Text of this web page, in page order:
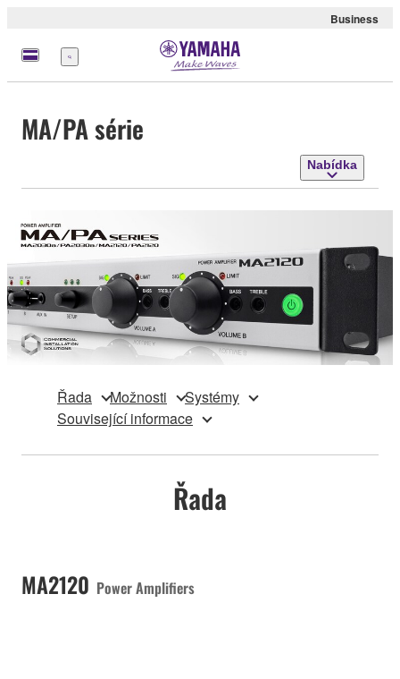
Business
Nabídka
MA/PA série
Nabídka
Řada Možnosti
Systémy
Související informace
Řada
MA2120 Power Amplifiers